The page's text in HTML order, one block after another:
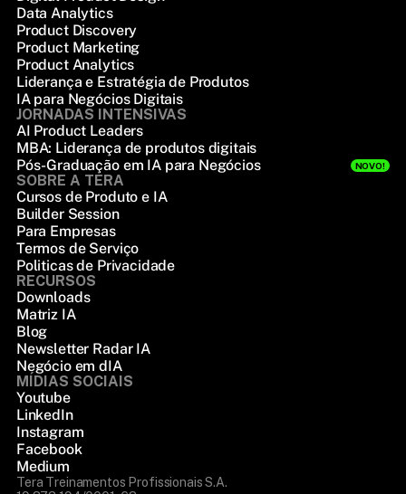
Data Analytics
Product Discovery
Product Marketing
Product Analytics
Liderança e Estratégia de Produtos
IA para Negócios Digitais
JORNADAS INTENSIVAS
AI Product Leaders
MBA: Liderança de produtos digitais
Pós-Graduação em IA para Negócios
NOVO!
SOBRE A TERA
Cursos de Produto e IA
Builder Session
Para Empresas
Termos de Serviço
Politicas de Privacidade
RECURSOS
Downloads
Matriz IA
Blog
Newsletter Radar IA
Negócio em dIA
MÍDIAS SOCIAIS
Youtube
LinkedIn
Instagram
Facebook
Medium
Tera Treinamentos Profissionais S.A.